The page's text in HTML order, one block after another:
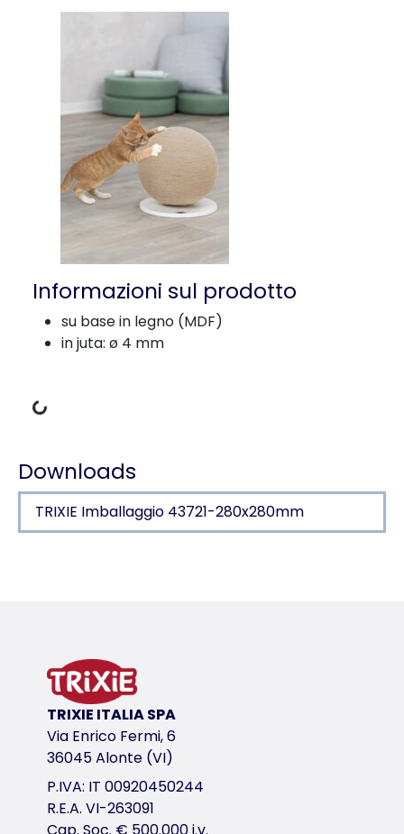
Informazioni sul prodotto
su base in legno (MDF)
in juta: ø 4 mm
Dati di carico
Downloads
TRIXIE Imballaggio 43721-280x280mm
variante di prodotto
variante di prodotto: numero unico del
Misure
ø 29 × 31 cm
link per il download
TRIXIE ITALIA SPA
Via Enrico Fermi, 6
36045 Alonte (VI)
P.IVA: IT 00920450244
R.E.A. VI-263091